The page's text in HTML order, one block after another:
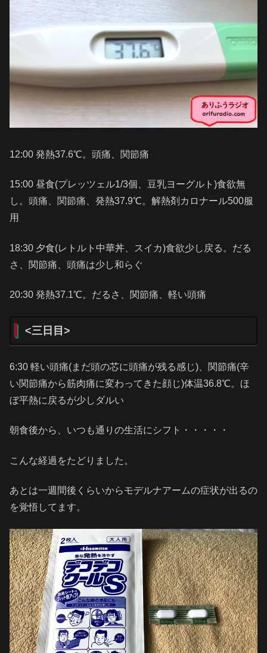
12:00 発熱37.6℃。頭痛、関節痛
15:00 昼食(プレッツェル1/3個、豆乳ヨーグルト)食欲無
し。頭痛、関節痛、発熱37.9℃。解熱剤カロナール500服
用
18:30 夕食(レトルト中華丼、スイカ)食欲少し戻る。だる
さ、関節痛、頭痛は少し和らぐ
20:30 発熱37.1℃。だるさ、関節痛、軽い頭痛
<三日目>
6:30 軽い頭痛(まだ頭の芯に頭痛が残る感じ)、関節痛(辛
い関節痛から筋肉痛に変わってきた顔じ)体温36.8℃。ほ
ぼ平熱に戻るが少しダルい
朝食後から、いつも通りの生活にシフト・・・・・
こんな経過をたどりました。
あとは一週間後くらいからモデルナアームの症状が出るの
を覚悟してます。